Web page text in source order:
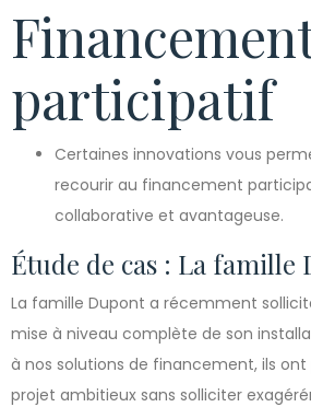
participatif
Certaines innovations vous
recourir au financement
collaborative et avantageuse.
Étude de cas : La famille
La famille Dupont a récemment
mise à niveau complète de son
à nos solutions de financement, ils
projet ambitieux sans solliciter